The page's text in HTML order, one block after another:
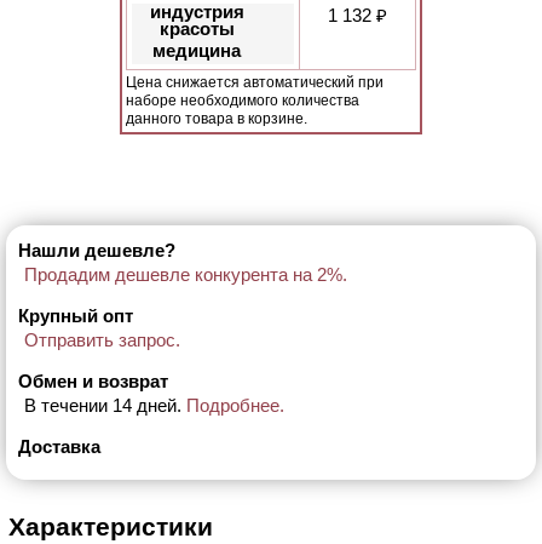
индустрия
красоты
медицина
1 132 ₽
Цена снижается автоматический при
наборе необходимого количества
данного товара в корзине.
Нашли дешевле?
Продадим дешевле конкурента на 2%.
Крупный опт
Отправить запрос.
Обмен и возврат
В течении 14 дней. Подробнее.
Доставка
Характеристики